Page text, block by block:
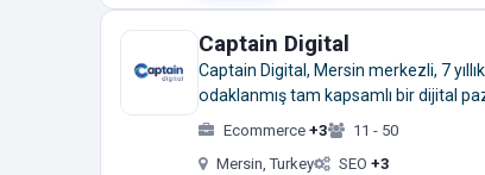
Captain Digital
Captain Digital, Mersin merkezli, 7
odaklanmış tam kapsamlı bir dijital
Ecommerce +3
11 - 50
Mersin, Turkey
SEO+3